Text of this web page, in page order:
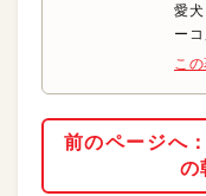
愛
ー
こ
前のページへ
の